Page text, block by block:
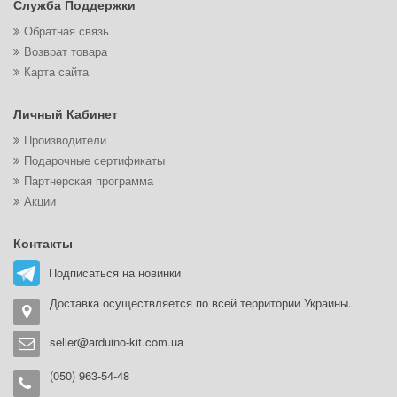
Служба Поддержки
Обратная связь
Возврат товара
Карта сайта
Личный Кабинет
Производители
Подарочные сертификаты
Партнерская программа
Акции
Контакты
Подписаться на новинки
Доставка осуществляется по всей территории Украины.
seller@arduino-kit.com.ua
(050) 963-54-48